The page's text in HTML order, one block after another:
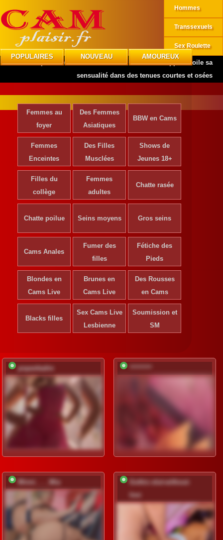
POPULAIRES NOUVEAU AMOUREUX
Hommes
Transsexuels
Sex Roulette
CAMplaisir»Actrices de Cinéma»Gabriela Rippi dévoile sa
sensualité dans des tenues courtes et osées
Femmes au
foyer
Des Femmes
Asiatiques
BBW en Cams
Femmes
Enceintes
Des Filles
Musclées
Shows de
Jeunes 18+
Filles du
collège
Femmes
adultes
Chatte rasée
Chatte poilue Seins moyens Gros seins
Cams Anales
Fumer des
filles
Fétiche des
Pieds
Blondes en
Cams Live
Brunes en
Cams Live
Des Rousses
en Cams
Blacks filles
Sex Cams Live
Lesbienne
Soumission et
SM
popavkadre *********
Minni____Mia
Gothic-slut-without-
limi